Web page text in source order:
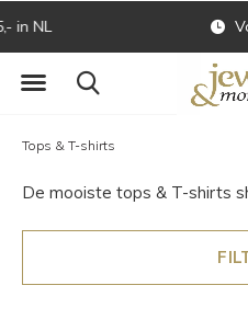
Voor 16.00 uur
Tops & T-shirts
De mooiste tops & T-shirts